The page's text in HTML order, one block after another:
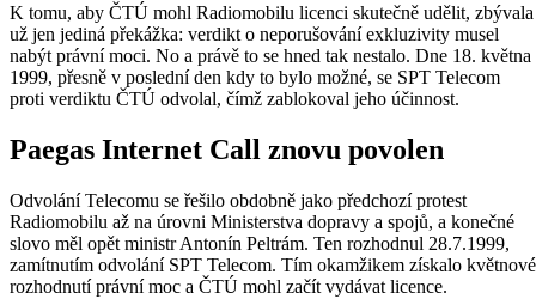
K tomu, aby ČTÚ mohl Radiomobilu licenci skutečně udělit, zbývala
už jen jediná překážka: verdikt o neporušování exkluzivity musel
nabýt právní moci. No a právě to se hned tak nestalo. Dne 18. května
1999, přesně v poslední den kdy to bylo možné, se SPT Telecom
proti verdiktu ČTÚ odvolal, čímž zablokoval jeho účinnost.
Paegas Internet Call znovu povolen
Odvolání Telecomu se řešilo obdobně jako předchozí protest
Radiomobilu až na úrovni Ministerstva dopravy a spojů, a konečné
slovo měl opět ministr Antonín Peltrám. Ten rozhodnul 28.7.1999,
zamítnutím odvolání SPT Telecom. Tím okamžikem získalo květnové
rozhodnutí právní moc a ČTÚ mohl začít vydávat licence.